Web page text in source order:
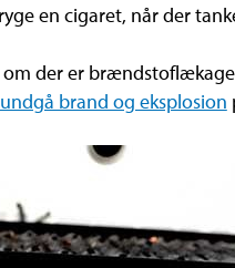
en cigaret, når der
der er
brand og eksplosion